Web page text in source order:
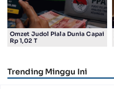
Omzet Judol Piala Dunia Capai
Rp 1,02 T
Trending Minggu Ini